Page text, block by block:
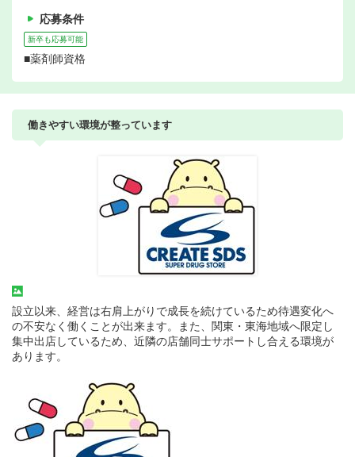
応募条件
新卒も応募可能
■薬剤師資格
働きやすい環境が整っています
設立以来、経営は右肩上がりで成長を続けているため待遇変化へ
の不安なく働くことが出来ます。また、関東・東海地域へ限定し
集中出店しているため、近隣の店舗同士サポートし合える環境が
あります。